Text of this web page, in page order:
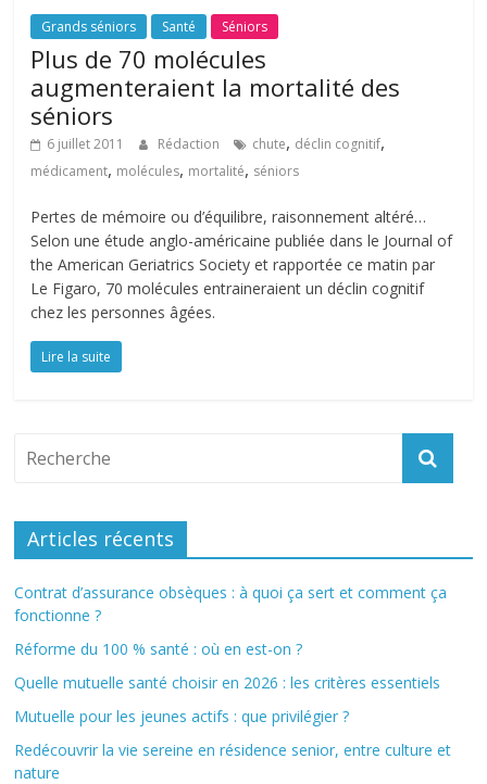
Grands séniors Santé Séniors
Plus de 70 molécules
augmenteraient la mortalité des
séniors
6 juillet 2011 Rédaction chute, déclin cognitif,
médicament, molécules, mortalité, séniors
Pertes de mémoire ou d’équilibre, raisonnement altéré…
Selon une étude anglo-américaine publiée dans le Journal of
the American Geriatrics Society et rapportée ce matin par
Le Figaro, 70 molécules entraineraient un déclin cognitif
chez les personnes âgées.
Lire la suite
Articles récents
Contrat d’assurance obsèques : à quoi ça sert et comment ça
fonctionne ?
Réforme du 100 % santé : où en est-on ?
Quelle mutuelle santé choisir en 2026 : les critères essentiels
Mutuelle pour les jeunes actifs : que privilégier ?
Redécouvrir la vie sereine en résidence senior, entre culture et
nature